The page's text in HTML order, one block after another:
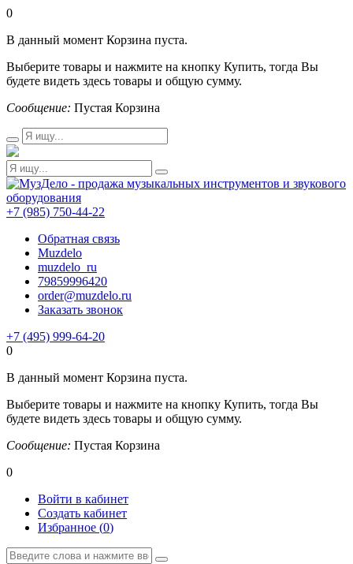
0
В данный момент Корзина пуста.
Выберите товары и нажмите на кнопку Купить, тогда Вы
будете видеть здесь товары и общую сумму.
Сообщение: Пустая Корзина
+7 (985) 750-44-22
Обратная связь
Muzdelo
muzdelo_ru
79859996420
order@muzdelo.ru
Заказать звонок
+7 (495) 999-64-20
0
В данный момент Корзина пуста.
Выберите товары и нажмите на кнопку Купить, тогда Вы
будете видеть здесь товары и общую сумму.
Сообщение: Пустая Корзина
0
Войти в кабинет
Создать кабинет
Избранное (0)